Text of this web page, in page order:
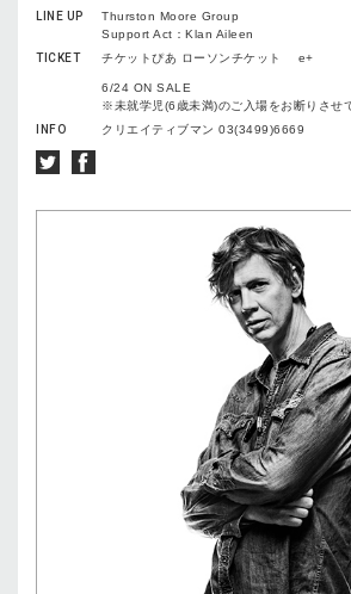
LINE UP
Thurston Moore Group
Support Act：Klan Aileen
TICKET
チケットぴあ ローソンチケット e+
6/24 ON SALE
※未就学児(6歳未満)のご入場をお断りさせ
INFO
クリエイティブマン 03(3499)6669